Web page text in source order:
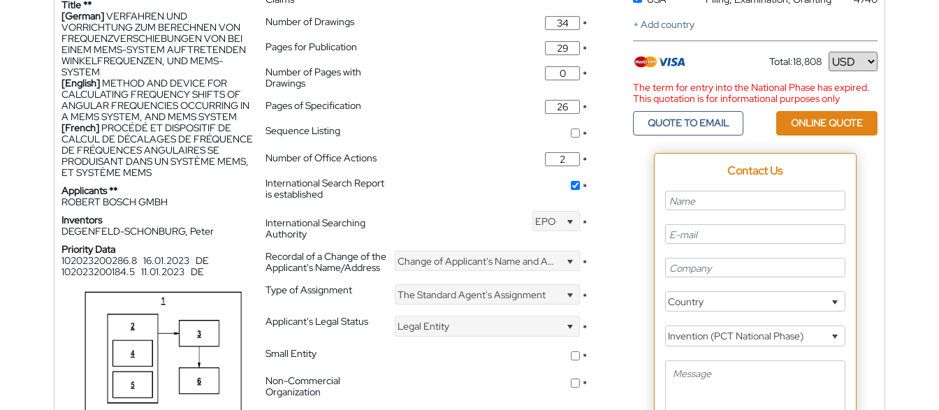
Title **
[German]VERFAHREN UND
VORRICHTUNG ZUM BERECHNEN VON
FREQUENZVERSCHIEBUNGEN VON BEI
EINEM MEMS-SYSTEM AUFTRETENDEN
WINKELFREQUENZEN, UND MEMS-
SYSTEM
[English] METHOD AND DEVICE FOR
CALCULATING FREQUENCY SHIFTS OF
ANGULAR FREQUENCIES OCCURRING IN
A MEMS SYSTEM, AND MEMS SYSTEM
[French] PROCÉDÉ ET DISPOSITIF DE
CALCUL DE DÉCALAGES DE FRÉQUENCE
DE FRÉQUENCES ANGULAIRES SE
PRODUISANT DANS UN SYSTÈME MEMS,
ET SYSTÈME MEMS
Applicants **
ROBERT BOSCH GMBH
Inventors
DEGENFELD-SCHONBURG, Peter
Priority Data
102023200286.8 16.01.2023 DE
102023200184.5 11.01.2023 DE
Number of Drawings
*
Pages for Publication
*
Number of Pages with
Drawings
*
Pages of Specification
*
Sequence Listing
*
Number of Office Actions
*
International Search Report
is established
*
International Searching
Authority
EPO *
Recordal of a Change of the
Applicant's Name/Address
Change of Applicant's Name and Address *
Type of Assignment The Standard Agent's Assignment
*
Applicant's Legal Status
Legal Entity
*
Small Entity
*
Non-Commercial
Organization
*
+ Add country
Total:18,808
Currency
The term for entry into the National Phase has expired.
This quotation is for informational purposes only
QUOTE TO EMAIL
ONLINE QUOTE
Contact Us
Country
Invention (PCT National Phase)